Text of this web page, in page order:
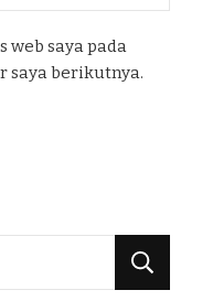
web saya pada
saya berikutnya.